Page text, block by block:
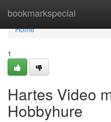
bookmarkspecial
Home
Home
1
Hartes Video
Hobbyhure